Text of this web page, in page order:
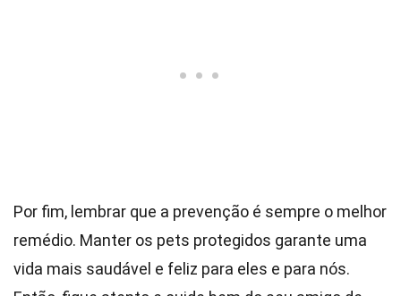
Por fim, lembrar que a prevenção é sempre o melhor
remédio. Manter os pets protegidos garante uma
vida mais saudável e feliz para eles e para nós.